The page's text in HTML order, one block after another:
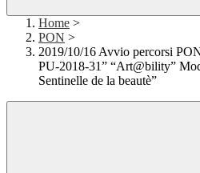
Home >
PON >
2019/10/16 Avvio percorsi
PU-2018-31” “Art@bility”
Sentinelle de la beautè”